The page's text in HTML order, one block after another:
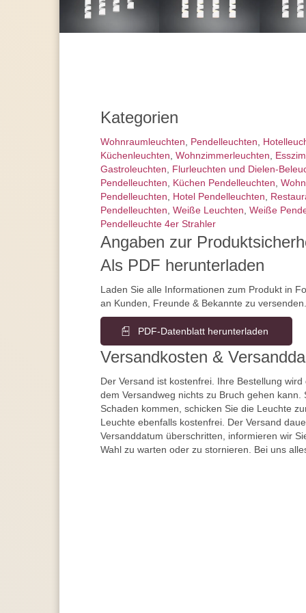
Kategorien
Wohnraum­leuchten, Pendel­leuchten,
Küchenleuchten, Wohnzimmer­leuchten,
Gastroleuchten, Flurleuchten und Dielen-
Pendelleuchten, Küchen Pendelleuchten,
Pendelleuchten, Hotel Pendelleuchten,
Pendelleuchten, Weiße Leuchten, Weiße
Pendelleuchte 4er Strahler
Angaben zur
Als PDF herunterladen
Laden Sie alle Informationen zum Produkt in
an Kunden, Freunde & Bekannte zu versenden.
PDF-Datenblatt herunterladen
Versandkosten &
Der Versand ist kostenfrei. Ihre Bestellung
dem Versandweg nichts zu Bruch gehen kann.
Schaden kommen, schicken Sie die Leuchte
Leuchte ebenfalls kostenfrei. Der Versand
Versanddatum überschritten, informieren wir
Wahl zu warten oder zu stornieren. Bei uns